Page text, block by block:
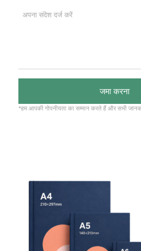
जमा करना
*हम आपकी गोपनीयता का सम्मान करते हैं और सभी